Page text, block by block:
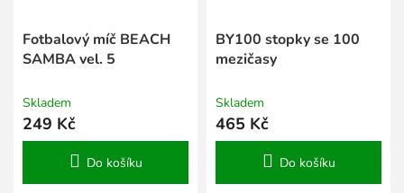
Fotbalový míč BEACH
SAMBA vel. 5
Skladem
249 Kč
Do košíku
BY100 stopky se 100
mezičasy
Skladem
465 Kč
Do košíku